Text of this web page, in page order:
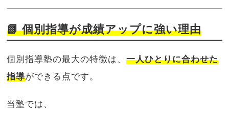
📗 個別指導が成績アップに強い理由
個別指導塾の最大の特徴は、一人ひとりに合わせた
指導ができる点です。
当塾では、